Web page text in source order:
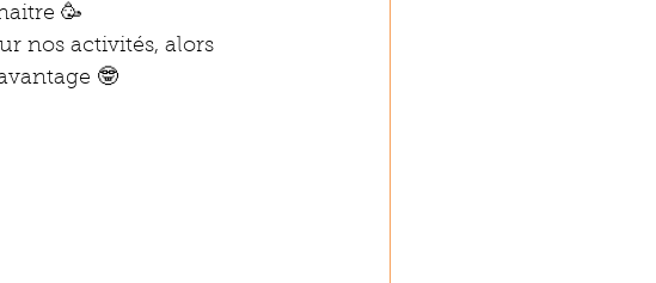
🥳
nos activités, alors
🤓